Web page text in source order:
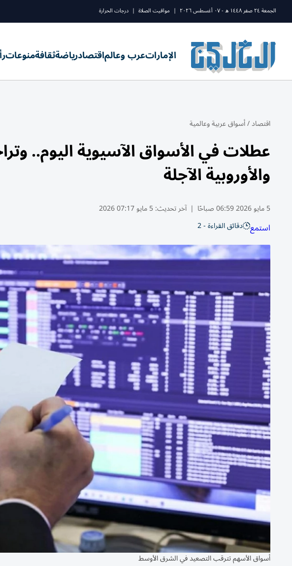
الجمعة ٢٤ صفر ١٤٤٨ ه - ٠٧ أغسطس ٢٠٢٦ | مواقيت الصلاة | درجات الحرارة
الإماراتعرب وعالماقتصادرياضةثقافةمنوعات
اقتصاد/أسواق عربية وعالمية
عطلات في الأسواق الآسيوية اليوم..
والأوروبية الآجلة
5 مايو 2026 06:59 صباحًا | آخر تحديث:5 مايو 07:17 2026
استمع دقائق القراءة - 2
أسواق الأسهم تترقب التصعيد في الشرق الأوسط